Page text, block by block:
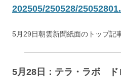
202505/250528/
5月29日朝雲新聞紙面のトップ記
5月28日：テラ・ラボ ド